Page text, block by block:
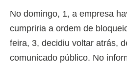
No domingo, 1, a empresa
cumpriria a ordem de
feira, 3, decidiu voltar atrás,
comunicado público. No